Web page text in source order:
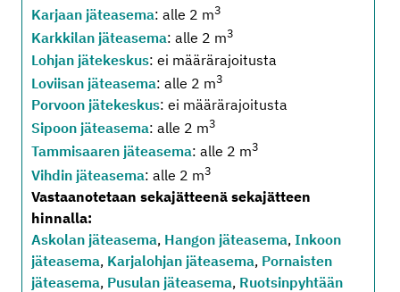
Karjaan jäteasema: alle 2 m3
Karkkilan jäteasema: alle 2 m3
Lohjan jätekeskus: ei määrärajoitusta
Loviisan jäteasema: alle 2 m3
Porvoon jätekeskus: ei määrärajoitusta
Sipoon jäteasema: alle 2 m3
Tammisaaren jäteasema: alle 2 m3
Vihdin jäteasema: alle 2 m3
Vastaanotetaan sekajätteenä sekajätteen
hinnalla:
Askolan jäteasema, Hangon jäteasema, Inkoon
jäteasema, Karjalohjan jäteasema, Pornaisten
jäteasema, Pusulan jäteasema, Ruotsinpyhtään